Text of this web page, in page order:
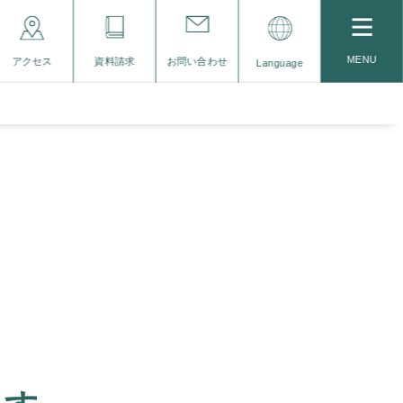
アクセス 資料請求 お問い合わせ Language MENU